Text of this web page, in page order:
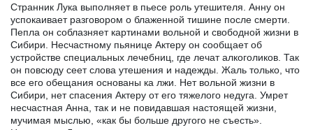
Странник Лука выполняет в пьесе роль утешителя. Анну он
успокаивает разговором о блаженной тишине после смерти.
Пепла он соблазняет картинами вольной и свободной жизни в
Сибири. Несчастному пьянице Актеру он сообщает об
устройстве специальных лечебниц, где лечат алкоголиков. Так
он повсюду сеет слова утешения и надежды. Жаль только, что
все его обещания основаны ка лжи. Нет вольной жизни в
Сибири, нет спасения Актеру от его тяжелого недуга. Умрет
несчастная Анна, так и не повидавшая настоящей жизни,
мучимая мыслью, «как бы больше другого не съесть».